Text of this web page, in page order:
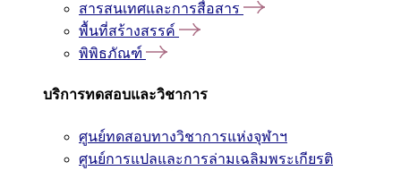
สารสนเทศและการสื่อสาร
พื้นที่สร้างสรรค์
พิพิธภัณฑ์
บริการทดสอบและวิชาการ
ศูนย์ทดสอบทางวิชาการแห่งจุฬาฯ
ศูนย์การแปลและการล่ามเฉลิมพระเกียรติ